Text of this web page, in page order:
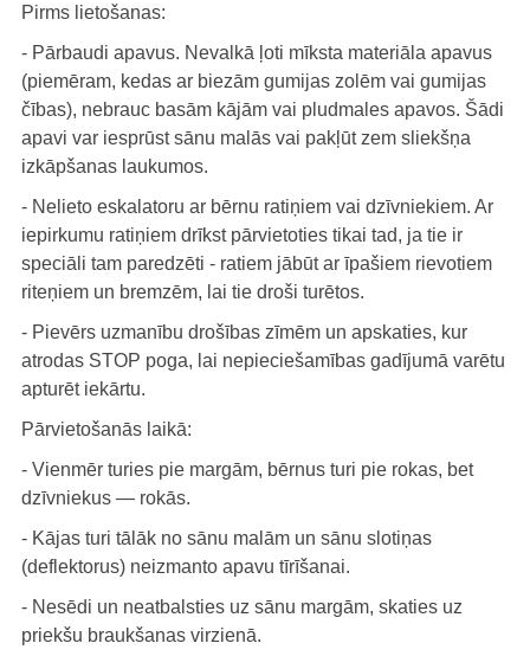
Pirms lietošanas:
- Pārbaudi apavus. Nevalkā ļoti mīksta materiāla apavus
(piemēram, kedas ar biezām gumijas zolēm vai gumijas
čības), nebrauc basām kājām vai pludmales apavos. Šādi
apavi var iesprūst sānu malās vai pakļūt zem sliekšņa
izkāpšanas laukumos.
- Nelieto eskalatoru ar bērnu ratiņiem vai dzīvniekiem. Ar
iepirkumu ratiņiem drīkst pārvietoties tikai tad, ja tie ir
speciāli tam paredzēti - ratiem jābūt ar īpašiem rievotiem
riteņiem un bremzēm, lai tie droši turētos.
- Pievērs uzmanību drošības zīmēm un apskaties, kur
atrodas STOP poga, lai nepieciešamības gadījumā varētu
apturēt iekārtu.
Pārvietošanās laikā:
- Vienmēr turies pie margām, bērnus turi pie rokas, bet
dzīvniekus — rokās.
- Kājas turi tālāk no sānu malām un sānu slotiņas
(deflektorus) neizmanto apavu tīrīšanai.
- Nesēdi un neatbalsties uz sānu margām, skaties uz
priekšu braukšanas virzienā.